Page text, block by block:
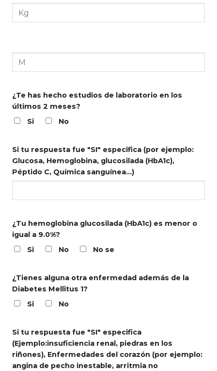
¿Te has hecho estudios de laboratorio en los
últimos 2 meses?
Si
No
Si tu respuesta fue "SI" especifica (por ejemplo:
Glucosa, Hemoglobina, glucosilada (HbA1c),
Péptido C, Química sanguínea...)
¿Tu hemoglobina glucosilada (HbA1c) es menor o
igual a 9.0%?
Si
No No se
¿Tienes alguna otra enfermedad además de la
Diabetes Mellitus 1?
Si
No
Si tu respuesta fue "SI" especifica
(Ejemplo:insuficiencia renal, piedras en los
riñones), Enfermedades del corazón (por ejemplo:
angina de pecho inestable, arritmia no